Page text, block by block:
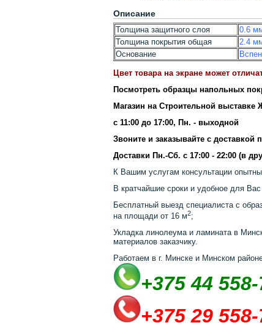
Описание
Толщина защитного слоя 0.6
Толщина покрытия общая
2.4
Основание
Цвет товара на экране может
Посмотреть образцы напольных
Магазин на Строительной
с 11:00 до 17:00, Пн. - выходной
Звоните и заказывайте с
Доставки Пн.-Сб. с 17:00 - 22:00 (в
К Вашим услугам консультации
В кратчайшие сроки и удобное для
Бесплатный выезд специалиста с
на площади от 16 м2;
Укладка линолеума и ламината в
материалов заказчику.
Работаем в г. Минске и Минском
+375 44
+375 29